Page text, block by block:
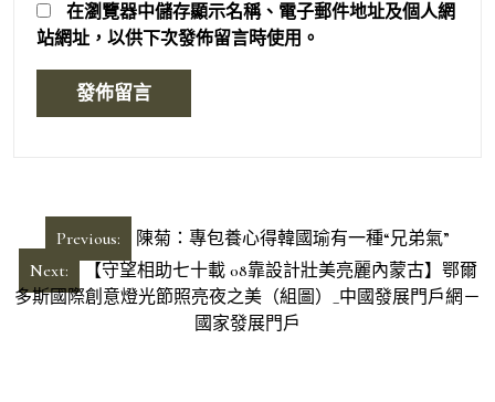
在瀏覽器中儲存顯示名稱、電子郵件地址及個人網
站網址，以供下次發佈留言時使用。
章
導
Previous:
陳菊：專包養心得韓國瑜有一種“兄弟氣”
Next:
【守望相助七十載 08靠設計壯美亮麗內蒙古】鄂爾
多斯國際創意燈光節照亮夜之美（組圖）_中國發展門戶網－
國家發展門戶